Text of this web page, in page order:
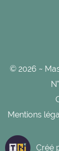
© 2026 ~
Mentions
Créé